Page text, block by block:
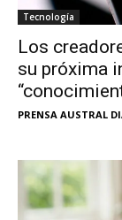
Tecnología
Los
su próxima
PRENSA AUSTRAL